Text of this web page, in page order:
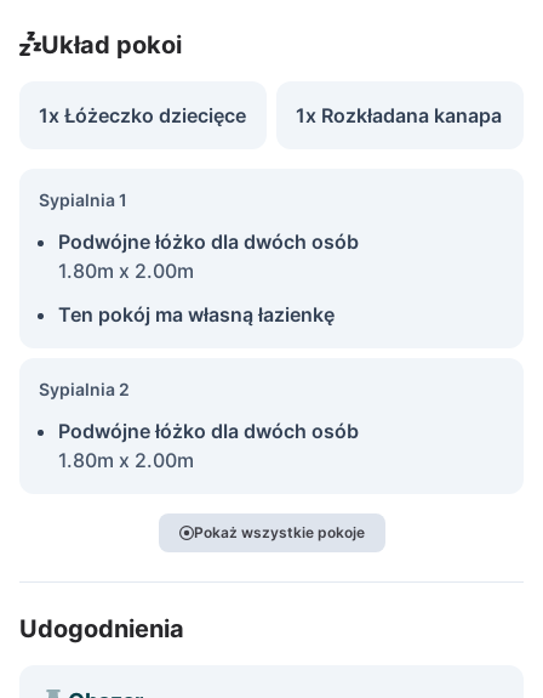
Układ pokoi
1x Łóżeczko dziecięce 1x Rozkładana kanapa
Sypialnia 1
Podwójne łóżko dla dwóch osób
1.80m x 2.00m
Ten pokój ma własną łazienkę
Sypialnia 2
Podwójne łóżko dla dwóch osób
1.80m x 2.00m
Pokaż wszystkie pokoje
Udogodnienia